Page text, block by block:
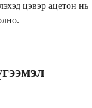
цэвэр ацетон нь